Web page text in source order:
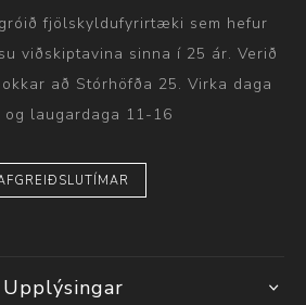
fjölskyldufyrirtæki sem hefur
viðskiptavina sinna í 25 ár. Verið
að Stórhöfða 25. Virka daga
og laugardaga 11-16
Upplýsingar